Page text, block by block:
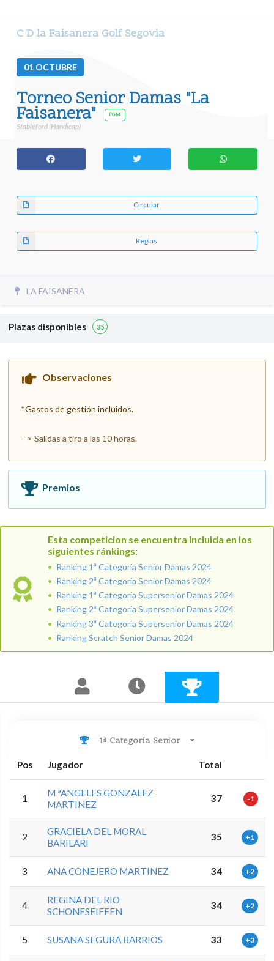
C D la Faisanera Golf Segovia
01 OCTUBRE
Torneo Senior Damas "La
Faisanera" FGM
Stableford (Handicap)
Circular
Reglas
LA FAISANERA
Plazas disponibles 35
Observaciones
*Gastos de gestión incluidos.
--> Salidas a tiro a las 10 horas.
Premios
Esta competicion se encuentra incluida en los
siguientes ránkings:
Ranking 1ª Categoría Senior Damas 2024
Ranking 2ª Categoría Senior Damas 2024
Ranking 1ª Categoría Supersenior Damas 2024
Ranking 2ª Categoría Supersenior Damas 2024
Ranking 3ª Categoría Supersenior Damas 2024
Ranking Scratch Senior Damas 2024
1ª Categoría Senior
Pos Jugador Total
1
M ªANGELES GONZALEZ
MARTINEZ
37 -1
2
GRACIELA DEL MORAL
BARILARI
35 +1
3 ANA CONEJERO MARTINEZ 34 +2
4
REGINA DEL RIO
SCHONESEIFFEN
34 +2
5 SUSANA SEGURA BARRIOS 33 +3